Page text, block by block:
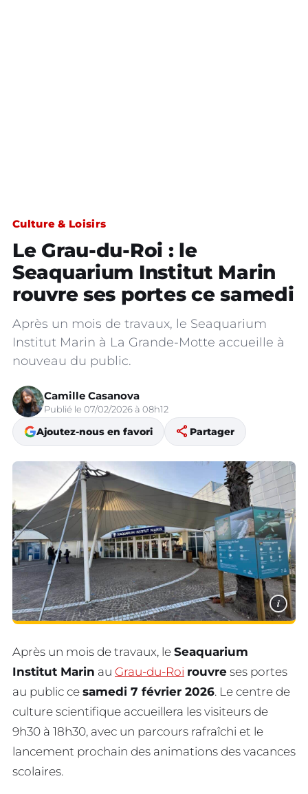
Culture & Loisirs
Le Grau-du-Roi : le
Seaquarium Institut Marin
rouvre ses portes ce samedi
Après un mois de travaux, le Seaquarium
Institut Marin à La Grande-Motte accueille à
nouveau du public.
Camille Casanova
Publié le 07/02/2026 à 08h12
Ajoutez-nous en favori share Partager
i
Après un mois de travaux, le Seaquarium
Institut Marin au Grau-du-Roi rouvre ses portes
au public ce samedi 7 février 2026. Le centre de
culture scientifique accueillera les visiteurs de
9h30 à 18h30, avec un parcours rafraîchi et le
lancement prochain des animations des vacances
scolaires.